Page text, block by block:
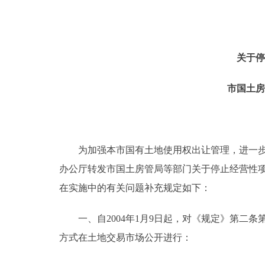
参与调查
走进北京
北京概况
关于
市国土
为加强本市国有土地使用权出让管理，进一步
办公厅转发市国土房管局等部门关于停止经营性
在实施中的有关问题补充规定如下：
一、自2004年1月9日起，对《规定》第二条
方式在土地交易市场公开进行：